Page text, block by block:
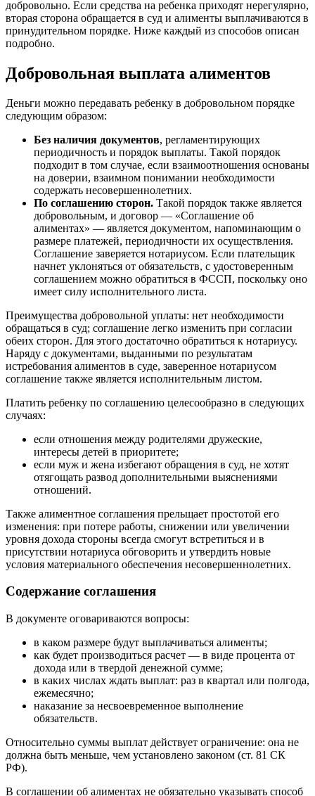
добровольно. Если средства на ребенка приходят нерегулярно,
вторая сторона обращается в суд и алименты выплачиваются в
принудительном порядке. Ниже каждый из способов описан
подробно.
Добровольная выплата алиментов
Деньги можно передавать ребенку в добровольном порядке
следующим образом:
Без наличия документов, регламентирующих
периодичность и порядок выплаты. Такой порядок
подходит в том случае, если взаимоотношения основаны
на доверии, взаимном понимании необходимости
содержать несовершеннолетних.
По соглашению сторон. Такой порядок также является
добровольным, и договор — «Соглашение об
алиментах» — является документом, напоминающим о
размере платежей, периодичности их осуществления.
Соглашение заверяется нотариусом. Если плательщик
начнет уклоняться от обязательств, с удостоверенным
соглашением можно обратиться в ФССП, поскольку оно
имеет силу исполнительного листа.
Преимущества добровольной уплаты: нет необходимости
обращаться в суд; соглашение легко изменить при согласии
обеих сторон. Для этого достаточно обратиться к нотариусу.
Наряду с документами, выданными по результатам
истребования алиментов в суде, заверенное нотариусом
соглашение также является исполнительным листом.
Платить ребенку по соглашению целесообразно в следующих
случаях:
если отношения между родителями дружеские,
интересы детей в приоритете;
если муж и жена избегают обращения в суд, не хотят
отягощать развод дополнительными выяснениями
отношений.
Также алиментное соглашения прельщает простотой его
изменения: при потере работы, снижении или увеличении
уровня дохода стороны всегда смогут встретиться и в
присутствии нотариуса обговорить и утвердить новые
условия материального обеспечения несовершеннолетних.
Содержание соглашения
В документе оговариваются вопросы:
в каком размере будут выплачиваться алименты;
как будет производиться расчет — в виде процента от
дохода или в твердой денежной сумме;
в каких числах ждать выплат: раз в квартал или полгода,
ежемесячно;
наказание за несвоевременное выполнение
обязательств.
Относительно суммы выплат действует ограничение: она не
должна быть меньше, чем установлено законом (ст. 81 СК
РФ).
В соглашении об алиментах не обязательно указывать способ